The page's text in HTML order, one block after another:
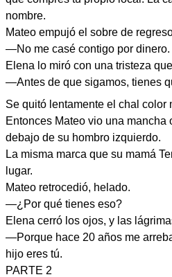
nombre.
Mateo empujó el sobre de
—No me casé contigo por dinero.
Elena lo miró con una tristeza
—Antes de que sigamos, tienes
Se quitó lentamente el chal color
Entonces Mateo vio una mancha
debajo de su hombro izquierdo.
La misma marca que su mamá
lugar.
Mateo retrocedió, helado.
—¿Por qué tienes eso?
Elena cerró los ojos, y las
—Porque hace 20 años me
hijo eres tú.
PARTE 2